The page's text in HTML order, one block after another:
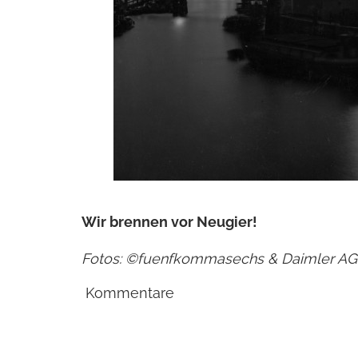
Wir brennen vor Neugier!
Fotos: ©fuenfkommasechs & Daimler
Kommentare